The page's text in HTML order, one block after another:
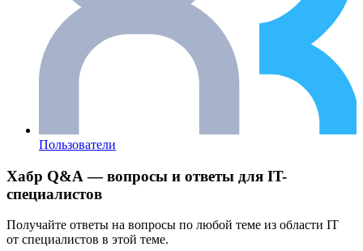
Пользователи
Хабр Q&A — вопросы и ответы для IT-
специалистов
Получайте ответы на вопросы по любой теме из области IT
от специалистов в этой теме.